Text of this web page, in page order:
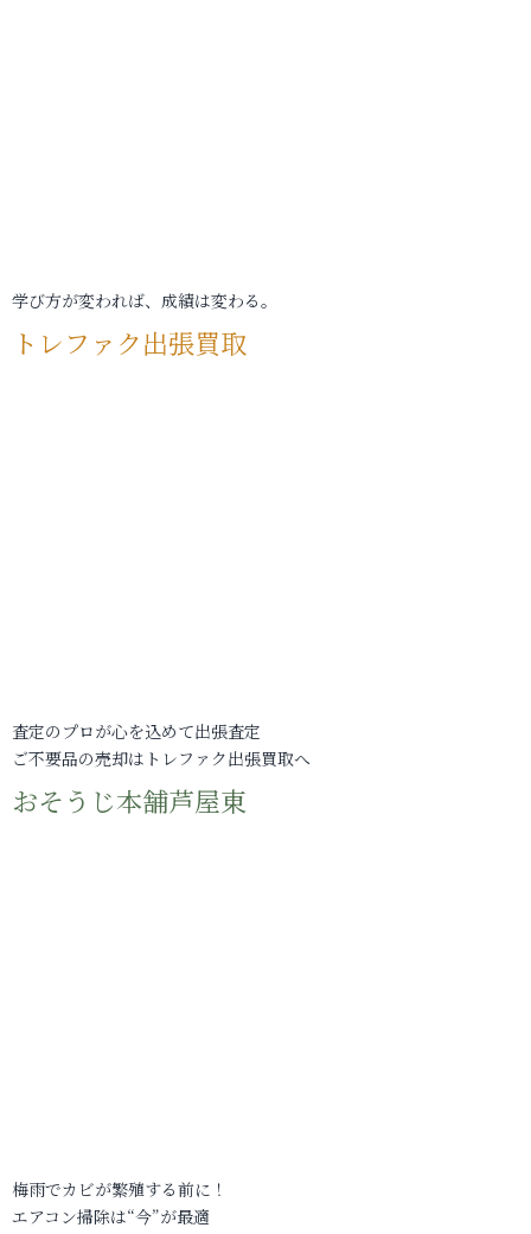
学び方が変われば、成績は変わる。
トレファク出張買取
査定のプロが心を込めて出張査定
ご不要品の売却はトレファク出張買取へ
おそうじ本舗芦屋東
梅雨でカビが繁殖する前に！
エアコン掃除は“今”が最適